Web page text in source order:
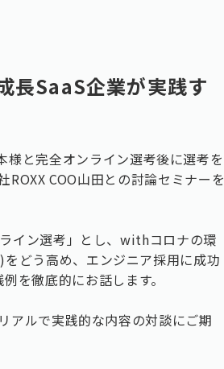
SaaS企業が実践す
様と完全オンライン選考後に選考を
COO山田との討論セミナーを
イン選考」とし、withコロナの環
どう高め、エンジニア採用に成功
を徹底的にお話します。
アルで実践的な内容の対談にご期